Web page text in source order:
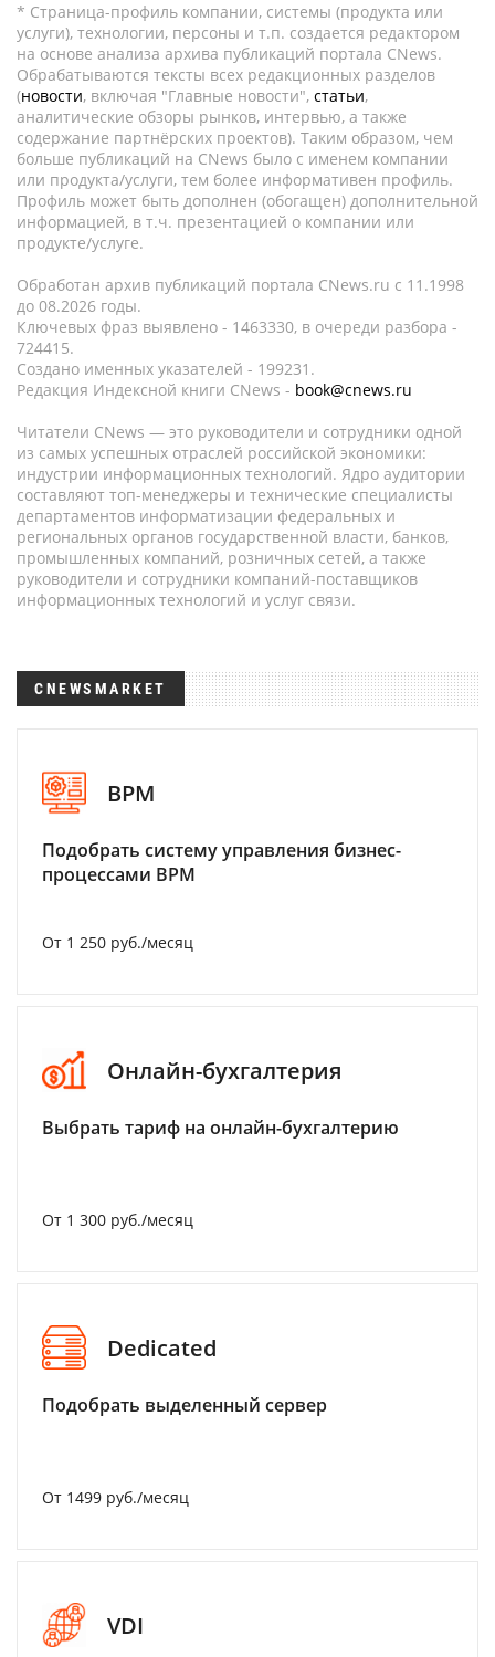
* Страница-профиль компании, системы (продукта или
услуги), технологии, персоны и т.п. создается редактором
на основе анализа архива публикаций портала CNews.
Обрабатываются тексты всех редакционных разделов
(новости, включая "Главные новости", статьи,
аналитические обзоры рынков, интервью, а также
содержание партнёрских проектов). Таким образом, чем
больше публикаций на CNews было с именем компании
или продукта/услуги, тем более информативен профиль.
Профиль может быть дополнен (обогащен) дополнительной
информацией, в т.ч. презентацией о компании или
продукте/услуге.
Обработан архив публикаций портала CNews.ru c 11.1998
до 08.2026 годы.
Ключевых фраз выявлено - 1463330, в очереди разбора -
724415.
Создано именных указателей - 199231.
Редакция Индексной книги CNews - book@cnews.ru
Читатели CNews — это руководители и сотрудники одной
из самых успешных отраслей российской экономики:
индустрии информационных технологий. Ядро аудитории
составляют топ-менеджеры и технические специалисты
департаментов информатизации федеральных и
региональных органов государственной власти, банков,
промышленных компаний, розничных сетей, а также
руководители и сотрудники компаний-поставщиков
информационных технологий и услуг связи.
CNEWSMARKET
BPM
Подобрать систему управления бизнес-
процессами BPM
От 1 250 руб./месяц
Онлайн-бухгалтерия
Выбрать тариф на онлайн-бухгалтерию
От 1 300 руб./месяц
Dedicated
Подобрать выделенный сервер
От 1499 руб./месяц
VDI